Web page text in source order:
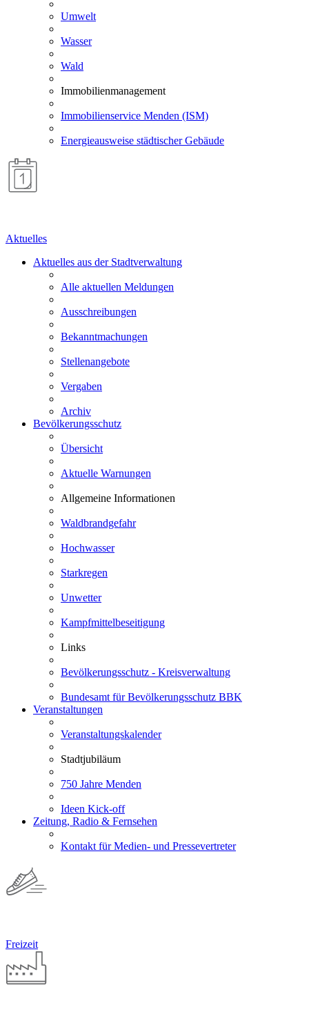
Umwelt
Wasser
Wald
Immobilienmanagement
Immobilienservice Menden (ISM)
Energieausweise städtischer Gebäude
Aktuelles
Aktuelles aus der Stadtverwaltung
Alle aktuellen Meldungen
Ausschreibungen
Bekanntmachungen
Stellenangebote
Vergaben
Archiv
Bevölkerungsschutz
Übersicht
Aktuelle Warnungen
Allgemeine Informationen
Waldbrandgefahr
Hochwasser
Starkregen
Unwetter
Kampfmittelbeseitigung
Links
Bevölkerungsschutz - Kreisverwaltung
Bundesamt für Bevölkerungsschutz BBK
Veranstaltungen
Veranstaltungskalender
Stadtjubiläum
750 Jahre Menden
Ideen Kick-off
Zeitung, Radio & Fernsehen
Kontakt für Medien- und Pressevertreter
Freizeit